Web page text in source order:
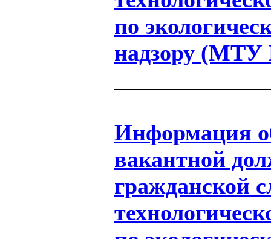
по
надзору (МТУ
Информация
вакантной
гражданской